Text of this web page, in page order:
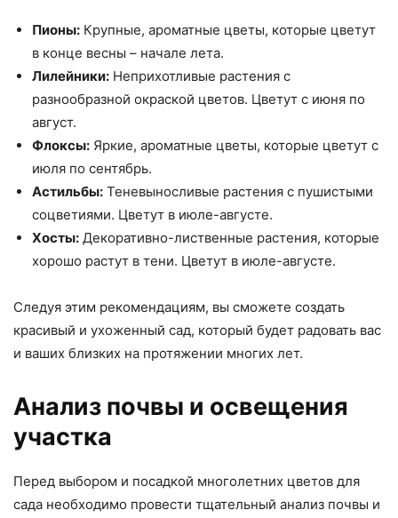
Пионы: Крупные, ароматные цветы, которые цветут
в конце весны – начале лета.
Лилейники: Неприхотливые растения с
разнообразной окраской цветов. Цветут с июня по
август.
Флоксы: Яркие, ароматные цветы, которые цветут с
июля по сентябрь.
Астильбы: Теневыносливые растения с пушистыми
соцветиями. Цветут в июле-августе.
Хосты: Декоративно-лиственные растения, которые
хорошо растут в тени. Цветут в июле-августе.
Следуя этим рекомендациям, вы сможете создать
красивый и ухоженный сад, который будет радовать вас
и ваших близких на протяжении многих лет.
Анализ почвы и освещения
участка
Перед выбором и посадкой многолетних цветов для
сада необходимо провести тщательный анализ почвы и